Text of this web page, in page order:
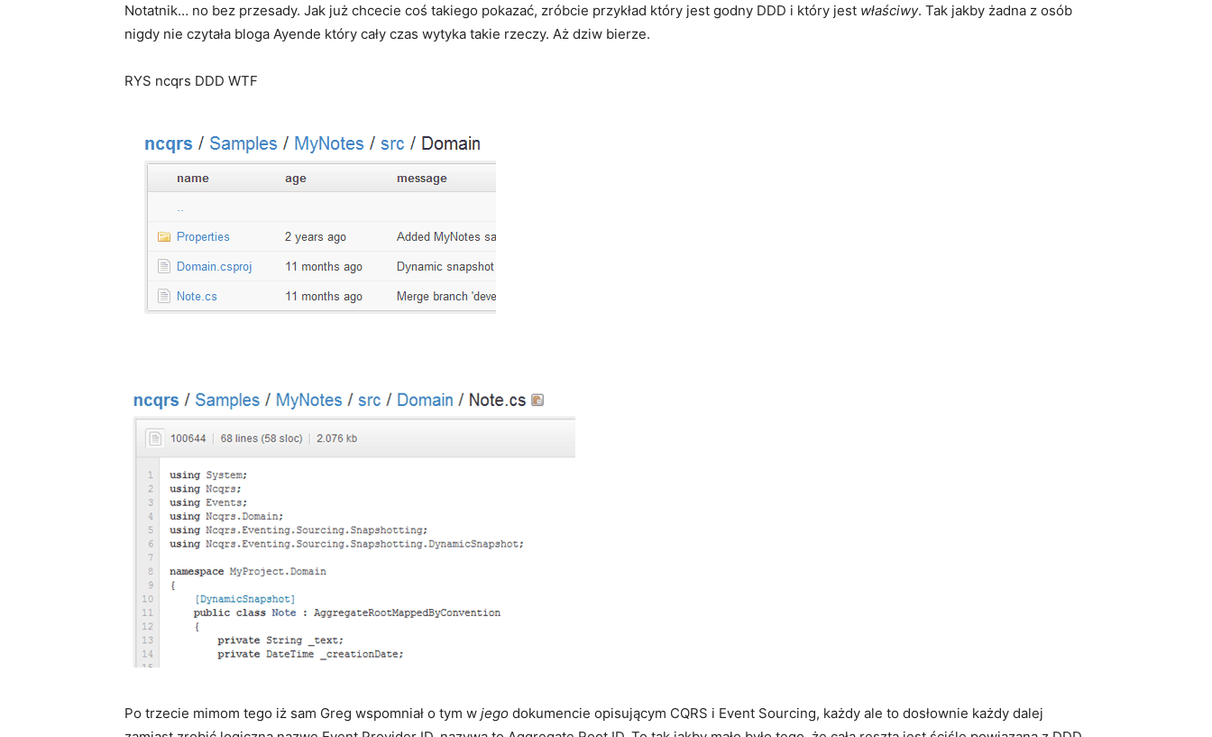
Notatnik… no bez przesady. Jak już chcecie coś takiego pokazać, zróbcie przykład który jest godny DDD i który jest właściwy. Tak jakby żadna z osób
nigdy nie czytała bloga Ayende który cały czas wytyka takie rzeczy. Aż dziw bierze.
RYS ncqrs DDD WTF
Po trzecie mimom tego iż sam Greg wspomniał o tym w jego dokumencie opisującym CQRS i Event Sourcing, każdy ale to dosłownie każdy dalej